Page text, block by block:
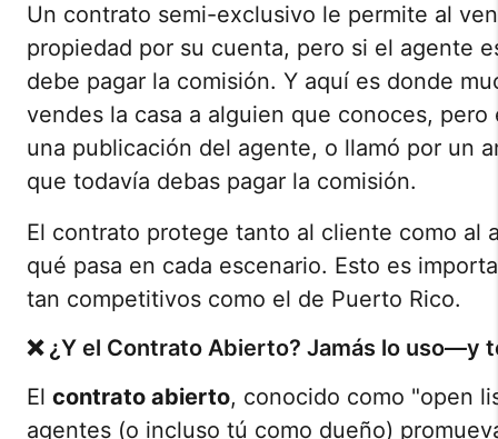
Un contrato semi-exclusivo le permite al
propiedad por su cuenta, pero si el agente
debe pagar la comisión. Y aquí es donde
vendes la casa a alguien que conoces,
una publicación del agente, o llamó por un
que todavía debas pagar la comisión.
El contrato protege tanto al cliente como al
qué pasa en cada escenario. Esto es
tan competitivos como el de Puerto Rico.
❌ ¿Y el Contrato Abierto? Jamás lo uso—y
El contrato abierto, conocido como "open
agentes (o incluso tú como dueño)